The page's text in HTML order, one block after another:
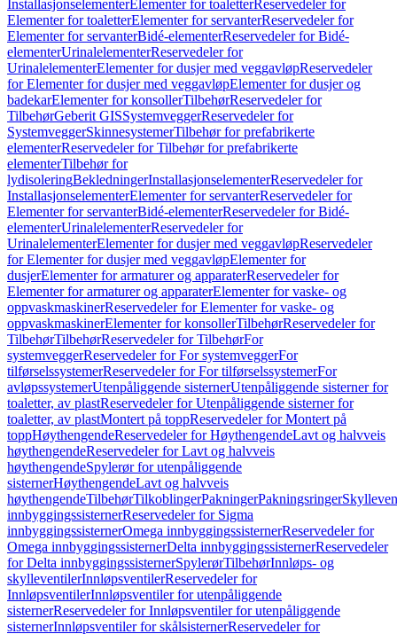
InstallasjonselementerElementer for toaletterReservedeler for
Elementer for toaletterElementer for servanterReservedeler for
Elementer for servanterBidé-elementerReservedeler for Bidé-
elementerUrinalelementerReservedeler for
UrinalelementerElementer for dusjer med veggavløpReservedeler
for Elementer for dusjer med veggavløpElementer for dusjer og
badekarElementer for konsollerTilbehørReservedeler for
TilbehørGeberit GISSystemveggerReservedeler for
SystemveggerSkinnesystemerTilbehør for prefabrikerte
elementerReservedeler for Tilbehør for prefabrikerte
elementerTilbehør for
lydisoleringBekledningerInstallasjonselementerReservedeler for
InstallasjonselementerElementer for servanterReservedeler for
Elementer for servanterBidé-elementerReservedeler for Bidé-
elementerUrinalelementerReservedeler for
UrinalelementerElementer for dusjer med veggavløpReservedeler
for Elementer for dusjer med veggavløpElementer for
dusjerElementer for armaturer og apparaterReservedeler for
Elementer for armaturer og apparaterElementer for vaske- og
oppvaskmaskinerReservedeler for Elementer for vaske- og
oppvaskmaskinerElementer for konsollerTilbehørReservedeler for
TilbehørTilbehørReservedeler for TilbehørFor
systemveggerReservedeler for For systemveggerFor
tilførselssystemerReservedeler for For tilførselssystemerFor
avløpssystemerUtenpåliggende sisternerUtenpåliggende sisterner for
toaletter, av plastReservedeler for Utenpåliggende sisterner for
toaletter, av plastMontert på toppReservedeler for Montert på
toppHøythengendeReservedeler for HøythengendeLavt og halvveis
høythengendeReservedeler for Lavt og halvveis
høythengendeSpylerør for utenpåliggende
sisternerHøythengendeLavt og halvveis
høythengendeTilbehørTilkoblingerPakningerPakningsringer
innbyggingssisternerReservedeler for Sigma
innbyggingssisternerOmega innbyggingssisternerReservedeler for
Omega innbyggingssisternerDelta innbyggingssisternerReservedeler
for Delta innbyggingssisternerSpylerørTilbehørInnløps- og
skylleventilerInnløpsventilerReservedeler for
InnløpsventilerInnløpsventiler for utenpåliggende
sisternerReservedeler for Innløpsventiler for utenpåliggende
sisternerInnløpsventiler for skålsisternerReservedeler for